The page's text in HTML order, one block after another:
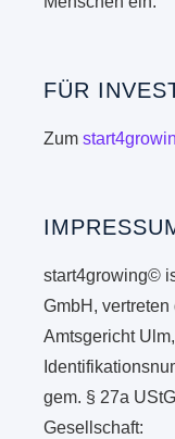
FÜR
Zum
start4growing©
GmbH,
Amtsgericht
gem. § 27a
Gesellschaft: